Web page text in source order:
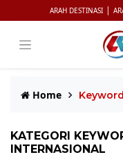
ARAH DESTINASI |
Home
KATEGORI
INTERNASIONAL